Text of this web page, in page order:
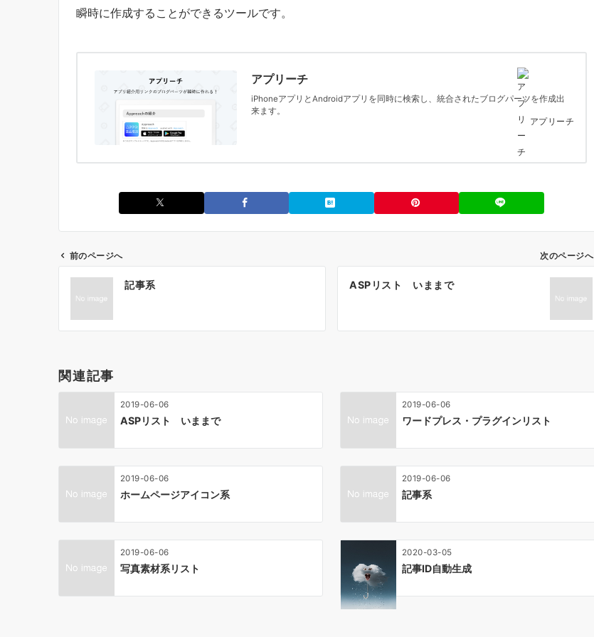
瞬時に作成することができるツールです。
アプリーチ
iPhoneアプリとAndroidアプリを同時に検索し、統合されたブログパーツを作成出
来ます。
アプリーチ
シ
ン
前のページへ
記事系
次のページへ
ASPリスト いままで
関連記事
2019-06-06
ASPリスト いままで
2019-06-06
ワードプレス・プラグインリスト
2019-06-06
ホームページアイコン系
2019-06-06
記事系
2019-06-06
写真素材系リスト
2020-03-05
記事ID自動生成